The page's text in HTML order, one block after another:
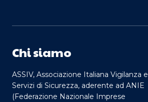
Chi siamo
ASSIV, Associazione Italiana Vigilanza e
Servizi di Sicurezza, aderente ad ANIE
(Federazione Nazionale Imprese